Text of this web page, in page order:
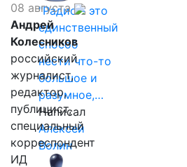
"Радио - это
единственный
способ
нести что-то
большое и
разумное,…
Написал
Алексей
Волин
08 августа
Андрей
Колесников
российский
журналист,
редактор,
публицист,
специальный
корреспондент
ИД